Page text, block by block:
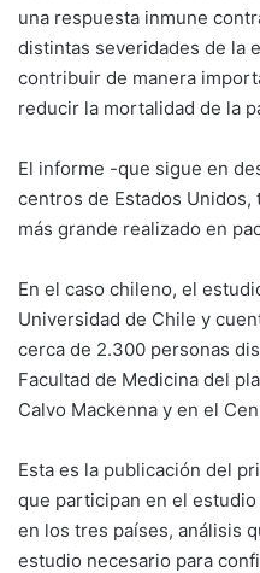
una respuesta inmune
distintas severidades de la
contribuir de manera
reducir la mortalidad de la
El informe -que sigue en
centros de Estados
más grande realizado en
En el caso chileno, el
Universidad de Chile y
cerca de 2.300 personas
Facultad de Medicina del
Calvo Mackenna y en el
Esta es la publicación del
que participan en el
en los tres países, análisis
estudio necesario para